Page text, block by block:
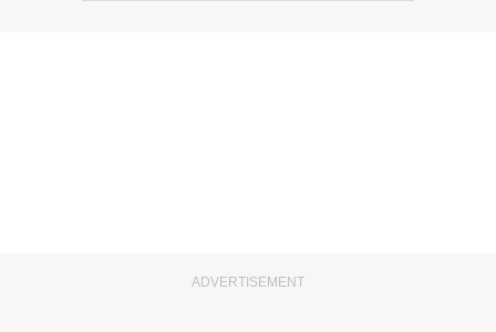
ADVERTISEMENT